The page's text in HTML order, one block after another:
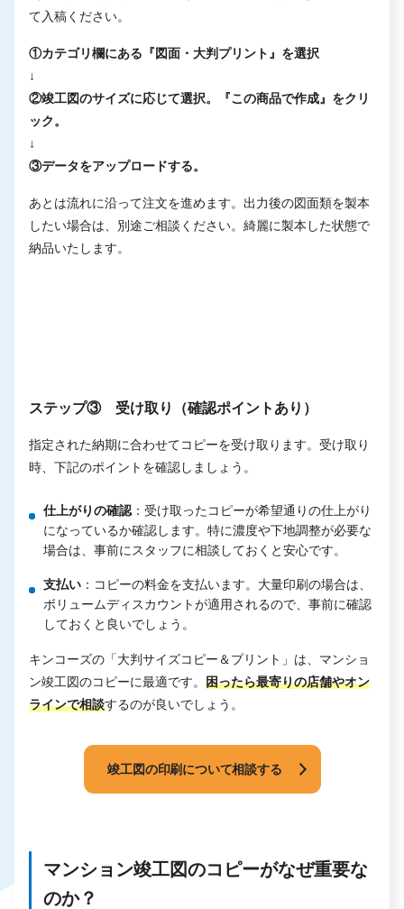
て入稿ください。
①カテゴリ欄にある『図面・大判プリント』を選択
↓
②竣工図のサイズに応じて選択。『この商品で作成』をクリ
ック。
↓
③データをアップロードする。
あとは流れに沿って注文を進めます。出力後の図面類を製本
したい場合は、別途ご相談ください。綺麗に製本した状態で
納品いたします。
ステップ③ 受け取り（確認ポイントあり）
指定された納期に合わせてコピーを受け取ります。受け取り
時、下記のポイントを確認しましょう。
仕上がりの確認 ：受け取ったコピーが希望通りの仕上がり
になっているか確認します。特に濃度や下地調整が必要な
場合は、事前にスタッフに相談しておくと安心です。
支払い ：コピーの料金を支払います。大量印刷の場合は、
ボリュームディスカウントが適用されるので、事前に確認
しておくと良いでしょう。
キンコーズの「大判サイズコピー＆プリント」は、マンショ
ン竣工図のコピーに最適です。 困ったら最寄りの店舗やオン
ラインで相談するのが良いでしょう。
竣工図の印刷について相談する
マンション竣工図のコピーがなぜ重要な
のか？